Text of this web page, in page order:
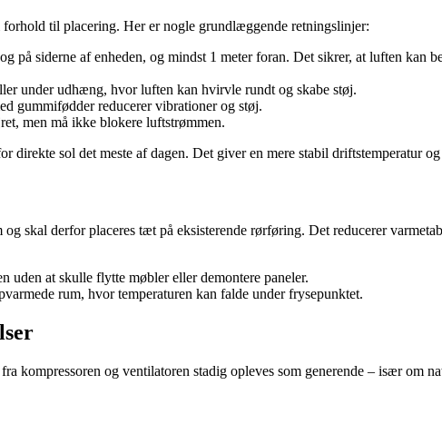
til placering. Her er nogle grundlæggende retningslinjer:
på siderne af enheden, og mindst 1 meter foran. Det sikrer, at luften kan
under udhæng, hvor luften kan hvirvle rundt og skabe støj.
gummifødder reducerer vibrationer og støj.
men må ikke blokere luftstrømmen.
direkte sol det meste af dagen. Det giver en mere stabil driftstemperatur
skal derfor placeres tæt på eksisterende rørføring. Det reducerer
uden at skulle flytte møbler eller demontere paneler.
rum, hvor temperaturen kan falde under frysepunktet.
kompressoren og ventilatoren stadig opleves som generende – især om